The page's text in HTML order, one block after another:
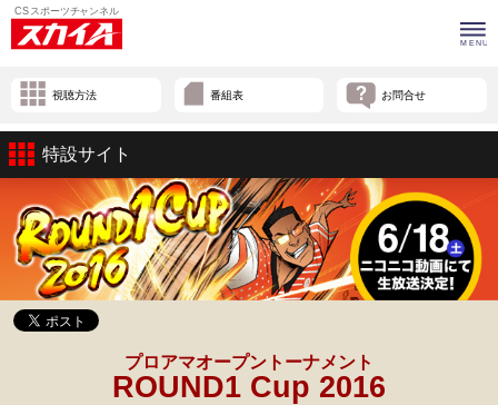
視聴方法 番組表 お問合せ
特設サイト
プロアマオープントーナメント
ROUND1 Cup 2016